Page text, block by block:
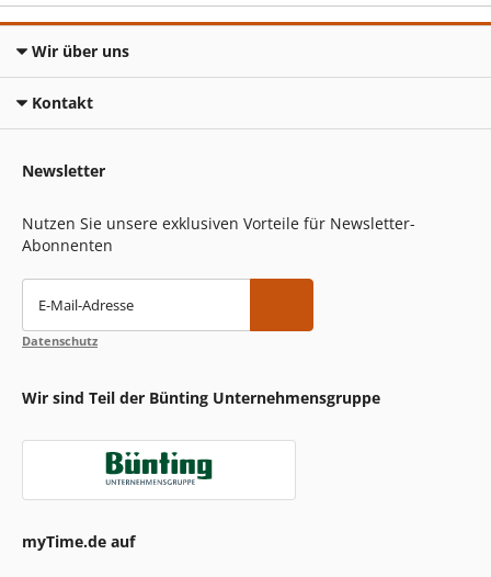
Wir über uns
Kontakt
Newsletter
Nutzen Sie unsere exklusiven Vorteile für Newsletter-
Abonnenten
E-Mail-Adresse
Datenschutz
Wir sind Teil der Bünting Unternehmensgruppe
myTime.de auf